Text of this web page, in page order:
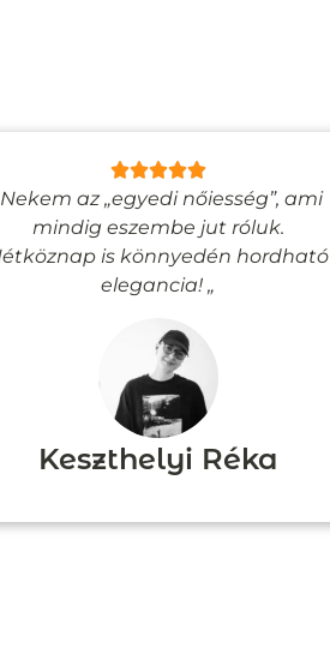
az „egyedi nőiesség”, ami
mindig eszembe jut róluk.
is könnyedén hordható
elegancia! „
Keszthelyi Réka